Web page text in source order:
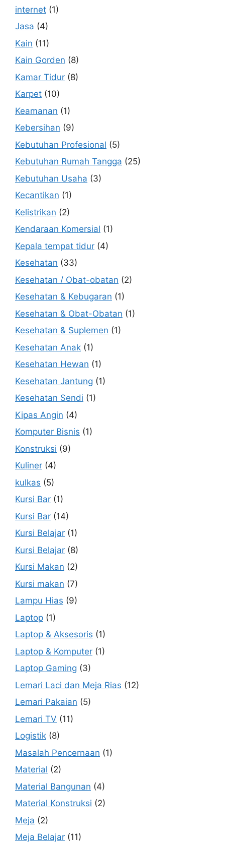
internet (1)
Jasa (4)
Kain (11)
Kain Gorden (8)
Kamar Tidur (8)
Karpet (10)
Keamanan (1)
Kebersihan (9)
Kebutuhan Profesional (5)
Kebutuhan Rumah Tangga (25)
Kebutuhan Usaha (3)
Kecantikan (1)
Kelistrikan (2)
Kendaraan Komersial (1)
Kepala tempat tidur (4)
Kesehatan (33)
Kesehatan / Obat-obatan (2)
Kesehatan & Kebugaran (1)
Kesehatan & Obat-Obatan (1)
Kesehatan & Suplemen (1)
Kesehatan Anak (1)
Kesehatan Hewan (1)
Kesehatan Jantung (1)
Kesehatan Sendi (1)
Kipas Angin (4)
Komputer Bisnis (1)
Konstruksi (9)
Kuliner (4)
kulkas (5)
Kursi Bar (1)
Kursi Bar (14)
Kursi Belajar (1)
Kursi Belajar (8)
Kursi Makan (2)
Kursi makan (7)
Lampu Hias (9)
Laptop (1)
Laptop & Aksesoris (1)
Laptop & Komputer (1)
Laptop Gaming (3)
Lemari Laci dan Meja Rias (12)
Lemari Pakaian (5)
Lemari TV (11)
Logistik (8)
Masalah Pencernaan (1)
Material (2)
Material Bangunan (4)
Material Konstruksi (2)
Meja (2)
Meja Belajar (11)